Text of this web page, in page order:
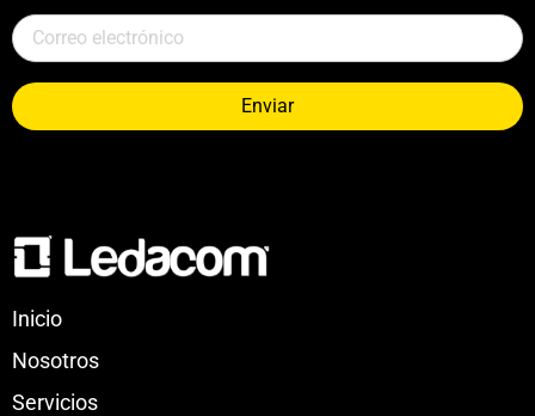
Enviar
Inicio
Nosotros
Servicios